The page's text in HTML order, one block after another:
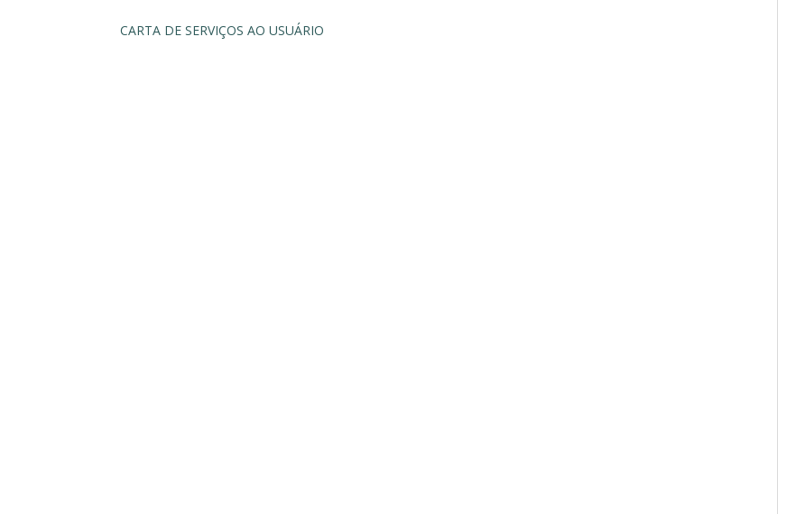
CARTA DE SERVIÇOS AO USUÁRIO